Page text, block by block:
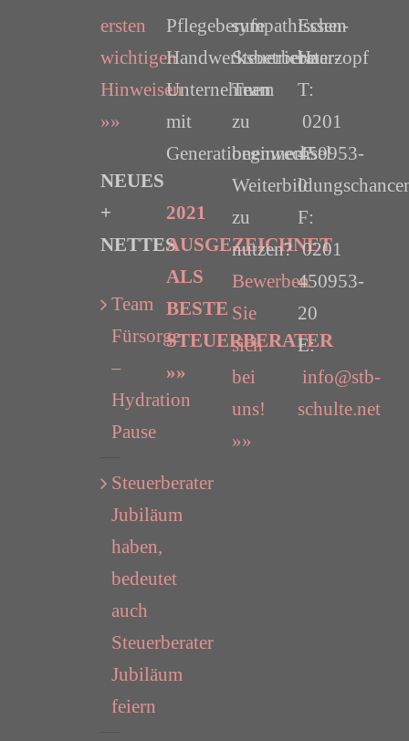
ersten
wichtigen
Hinweisen
»»
NEUES
+
NETTES
Team
Fürsorge
–
Hydration
Pause
Steuerberater
Jubiläum
haben,
bedeutet
auch
Steuerberater
Jubiläum
feiern
Pflegeberufe
Handwerksbetriebe
Unternehmen
mit
Generationenwechsel
2021
AUSGEZEICHNET
ALS
BESTE
STEUERBERATER
»»
sympathischen
Steuerberater-
Team
zu
beginnen?
zu
nutzen?
Bewerben
Sie
sich
bei
uns!
»»
Essen-
Haarzopf
T:
0201
450953-
0
F:
0201
450953-
20
E:
info@stb-
schulte.net